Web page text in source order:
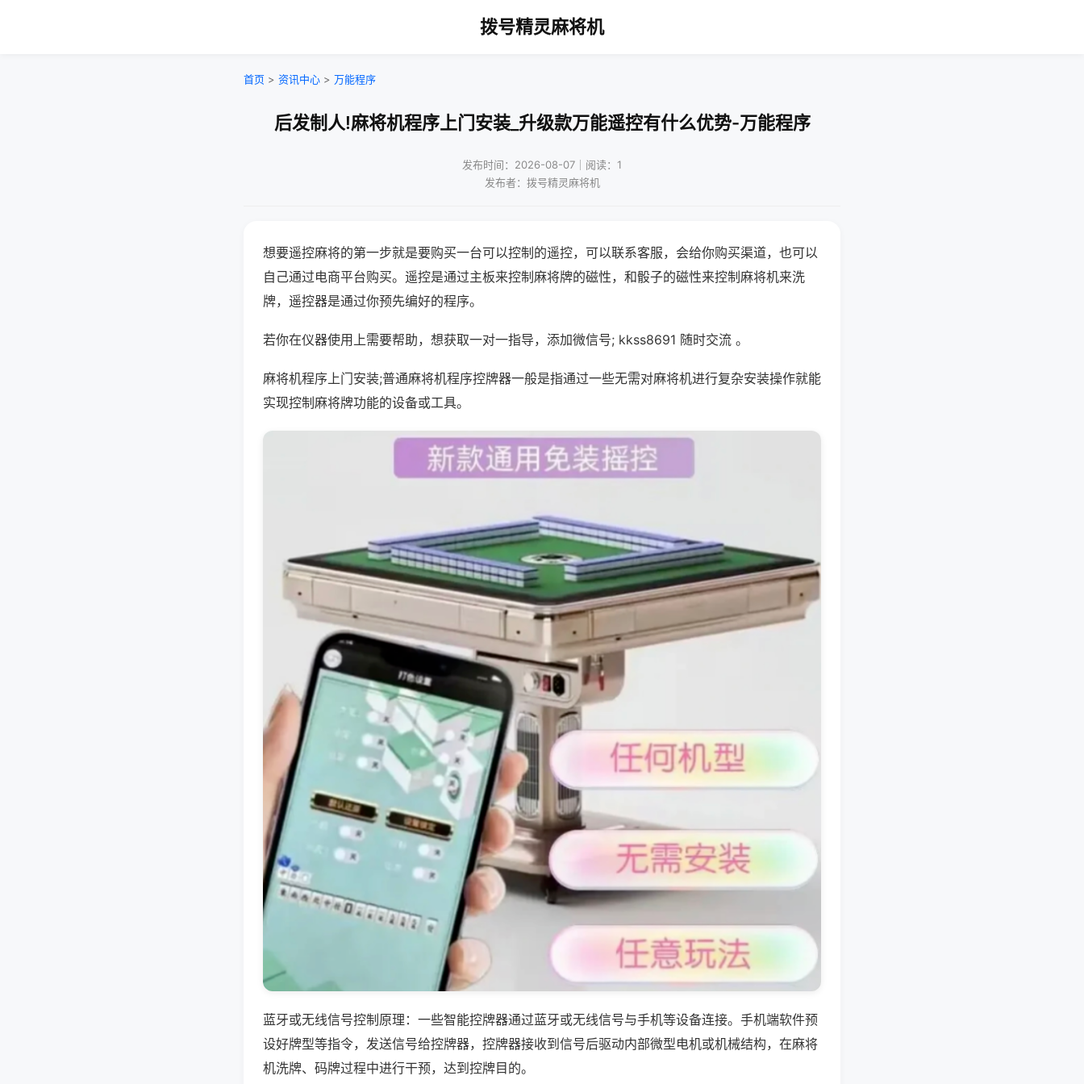
拨号精灵麻将机
首页 > 资讯中心 > 万能程序
后发制人!麻将机程序上门安装_升级款万能遥控有什么优势-万能程序
发布时间：2026-08-07｜阅读：1
发布者：拨号精灵麻将机
想要遥控麻将的第一步就是要购买一台可以控制的遥控，可以联系客服，会给你购买渠道，也可以
自己通过电商平台购买。遥控是通过主板来控制麻将牌的磁性，和骰子的磁性来控制麻将机来洗
牌，遥控器是通过你预先编好的程序。
若你在仪器使用上需要帮助，想获取一对一指导，添加微信号; kkss8691 随时交流 。
麻将机程序上门安装;普通麻将机程序控牌器一般是指通过一些无需对麻将机进行复杂安装操作就能
实现控制麻将牌功能的设备或工具。
蓝牙或无线信号控制原理：一些智能控牌器通过蓝牙或无线信号与手机等设备连接。手机端软件预
设好牌型等指令，发送信号给控牌器，控牌器接收到信号后驱动内部微型电机或机械结构，在麻将
机洗牌、码牌过程中进行干预，达到控牌目的。